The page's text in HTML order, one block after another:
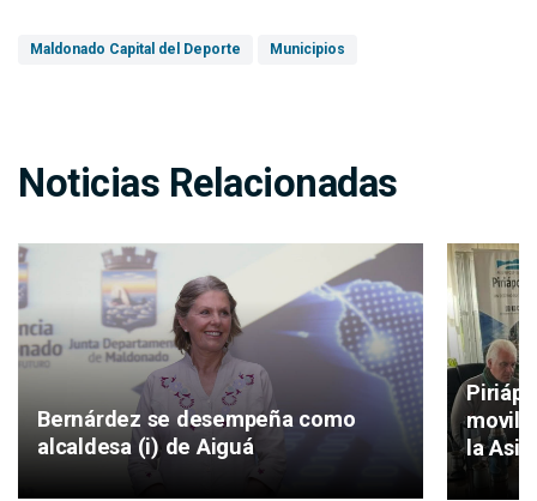
Maldonado Capital del Deporte Municipios
Noticias Relacionadas
Bernárdez se desempeña como
alcaldesa (i) de Aiguá
la